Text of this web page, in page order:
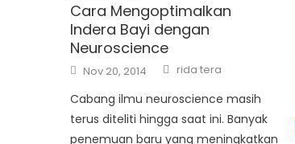
Cara Mengoptimalkan
Indera Bayi dengan
Neuroscience
Posted
on
Nov 20, 2014 Author
rida tera
Cabang ilmu neuroscience masih
terus diteliti hingga saat ini. Banyak
penemuan baru yang meningkatkan